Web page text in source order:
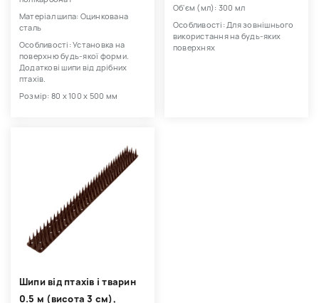
Матеріал шипа: Оцинкована
сталь
Особливості: Установка на
поверхню будь-якої форми.
Додаткові шипи від дрібних
птахів.
Розмір: 80 х 100 х 500 мм
Об'єм (мл): 300 мл
Особливості: Для зовнішнього
використання на будь-яких
поверхнях
Шипи від птахів і тварин
0.5 м (висота 3 см),